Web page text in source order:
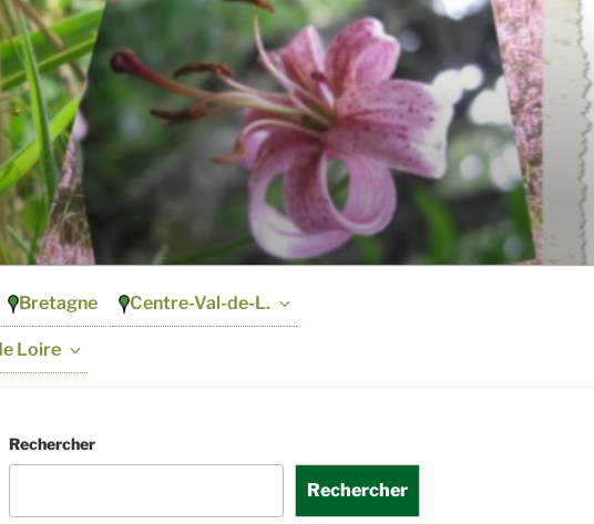
Bretagne Centre-Val-de-L.
Loire
Rechercher
Rechercher